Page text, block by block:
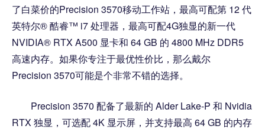
了白菜价的Precision 3570移动工作站，最高可配第 12 代
英特尔® 酷睿™ i7 处理器，最高可配4G独显的新一代
NVIDIA® RTX A500 显卡和 64 GB 的 4800 MHz DDR5
高速内存。如果你专注于最优性价比，那么戴尔
Precision 3570可能是个非常不错的选择。
Precision 3570 配备了最新的 Alder Lake-P 和 Nvidia
RTX 独显，可选配 4K 显示屏，并支持最高 64 GB 的内存